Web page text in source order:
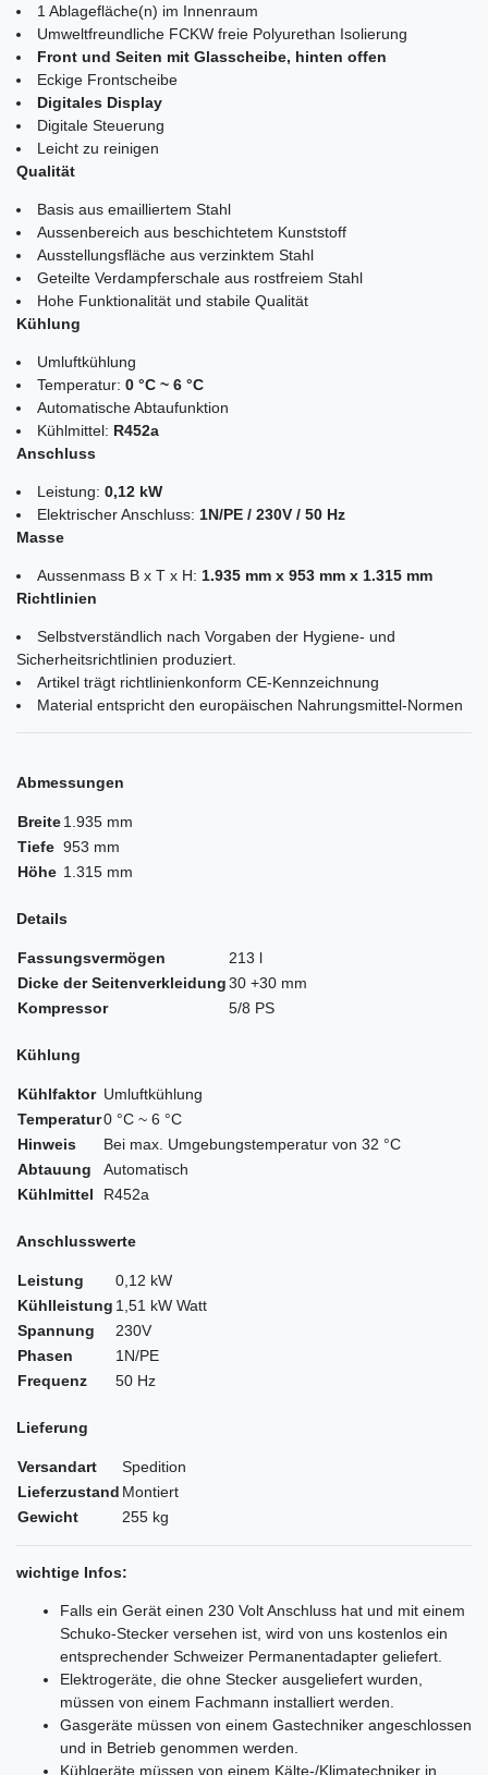
1 Ablagefläche(n) im Innenraum
Umweltfreundliche FCKW freie Polyurethan Isolierung
Front und Seiten mit Glasscheibe, hinten offen
Eckige Frontscheibe
Digitales Display
Digitale Steuerung
Leicht zu reinigen
Qualität
Basis aus emailliertem Stahl
Aussenbereich aus beschichtetem Kunststoff
Ausstellungsfläche aus verzinktem Stahl
Geteilte Verdampferschale aus rostfreiem Stahl
Hohe Funktionalität und stabile Qualität
Kühlung
Umluftkühlung
Temperatur: 0 °C ~ 6 °C
Automatische Abtaufunktion
Kühlmittel: R452a
Anschluss
Leistung: 0,12 kW
Elektrischer Anschluss: 1N/PE / 230V / 50 Hz
Masse
Aussenmass B x T x H: 1.935 mm x 953 mm x 1.315 mm
Richtlinien
Selbstverständlich nach Vorgaben der Hygiene- und
Sicherheitsrichtlinien produziert.
Artikel trägt richtlinienkonform CE-Kennzeichnung
Material entspricht den europäischen Nahrungsmittel-Normen
Abmessungen
Breite1.935 mm
Tiefe 953 mm
Höhe 1.315 mm
Details
Fassungsvermögen
213 l
Dicke der Seitenverkleidung30 +30 mm
Kompressor
5/8 PS
Kühlung
Kühlfaktor Umluftkühlung
Temperatur0 °C ~ 6 °C
Hinweis
Bei max. Umgebungstemperatur von 32 °C
Abtauung
Automatisch
Kühlmittel
R452a
Anschlusswerte
Leistung
0,12 kW
Kühlleistung 1,51 kW Watt
Spannung
230V
Phasen
1N/PE
Frequenz
50 Hz
Lieferung
Versandart
Spedition
Lieferzustand Montiert
Gewicht
255 kg
wichtige Infos:
Falls ein Gerät einen 230 Volt Anschluss hat und mit einem
Schuko-Stecker versehen ist, wird von uns kostenlos ein
entsprechender Schweizer Permanentadapter geliefert.
Elektrogeräte, die ohne Stecker ausgeliefert wurden,
müssen von einem Fachmann installiert werden.
Gasgeräte müssen von einem Gastechniker angeschlossen
und in Betrieb genommen werden.
Kühlgeräte müssen von einem Kälte-/Klimatechniker in